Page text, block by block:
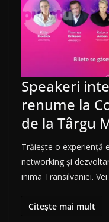
Speakeri
renume la
de la Târgu
Trăiește o experiență
networking și
inima Transilvaniei.
Citește mai mult